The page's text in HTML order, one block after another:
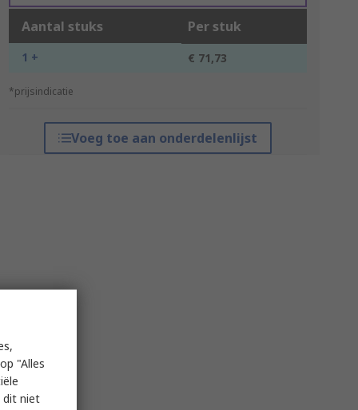
Aantal stuks Per stuk
1 + € 71,73
*prijsindicatie
Voeg toe aan onderdelenlijst
"Alles
dit niet